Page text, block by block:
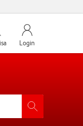
My Vodafone
Login